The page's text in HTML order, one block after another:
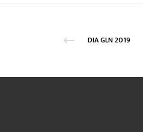
DIA GLN 2019